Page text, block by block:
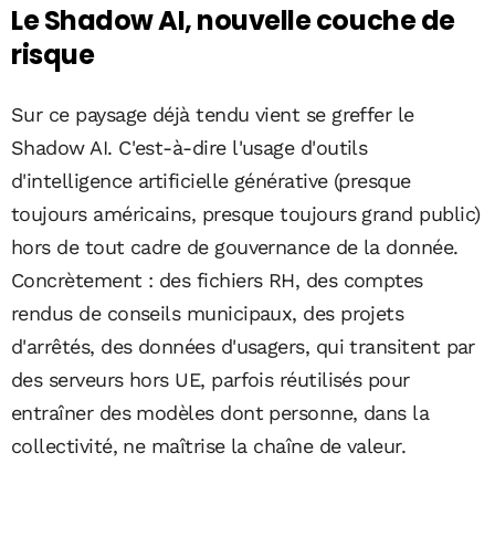
Le Shadow AI, nouvelle couche de
risque
Sur ce paysage déjà tendu vient se greffer le
Shadow AI. C'est-à-dire l'usage d'outils
d'intelligence artificielle générative (presque
toujours américains, presque toujours grand public)
hors de tout cadre de gouvernance de la donnée.
Concrètement : des fichiers RH, des comptes
rendus de conseils municipaux, des projets
d'arrêtés, des données d'usagers, qui transitent par
des serveurs hors UE, parfois réutilisés pour
entraîner des modèles dont personne, dans la
collectivité, ne maîtrise la chaîne de valeur.